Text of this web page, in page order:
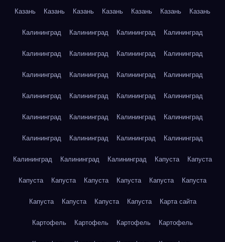
Казань Казань Казань Казань Казань Казань Казань
Калининград Калининград Калининград Калининград
Калининград Калининград Калининград Калининград
Калининград Калининград Калининград Калининград
Калининград Калининград Калининград Калининград
Калининград Калининград Калининград Калининград
Калининград Калининград Калининград Калининград
Калининград Калининград Калининград Капуста Капуста
Капуста Капуста Капуста Капуста Капуста Капуста
Капуста Капуста Капуста Капуста Карта сайта
Картофель Картофель Картофель Картофель